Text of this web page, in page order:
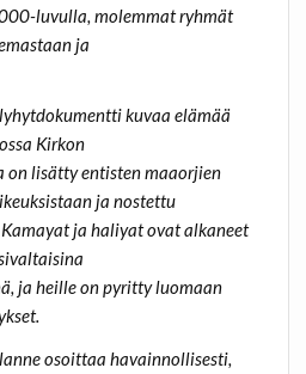
luvulla, molemmat ryhmät
ja
kuvaa elämää
Kirkon
on lisätty entisten maaorjien
ja nostettu
ja haliyat ovat alkaneet
ja heille on pyritty luomaan
osoittaa havainnollisesti,